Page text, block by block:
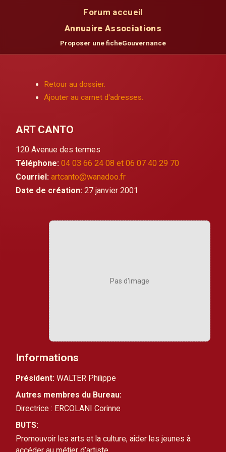
Forum accueil
Annuaire Associations
Proposer une ficheGouvernance
Retour au dossier.
Ajouter au carnet d'adresses.
ART CANTO
120 Avenue des termes
Téléphone: 04 03 66 24 08 et 06 07 40 29 70
Courriel: artcanto@wanadoo.fr
Date de création: 27 janvier 2001
Pas d'image
Informations
Président: WALTER Philippe
Autres membres du Bureau:
Directrice : ERCOLANI Corinne
BUTS:
Promouvoir les arts et la culture, aider les jeunes à